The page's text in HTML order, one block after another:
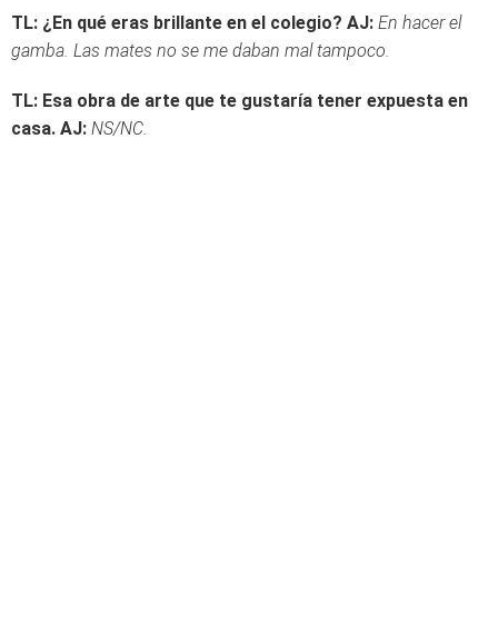
TL: ¿En qué eras brillante en el colegio? AJ: En hacer el
gamba. Las mates no se me daban mal tampoco.
TL: Esa obra de arte que te gustaría tener expuesta en
casa. AJ: NS/NC.